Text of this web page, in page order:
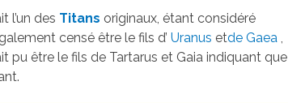
l’un des Titans originaux, étant considéré
censé être le fils d’ Uranus etde Gaea ,
pu être le fils de Tartarus et Gaia indiquant que